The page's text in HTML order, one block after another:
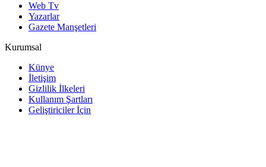
Web Tv
Yazarlar
Gazete Manşetleri
Kurumsal
Künye
İletişim
Gizlilik İlkeleri
Kullanım Şartları
Geliştiriciler İçin